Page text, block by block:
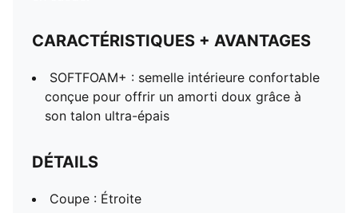
CARACTÉRISTIQUES + AVANTAGES
SOFTFOAM+ : semelle intérieure confortable
conçue pour offrir un amorti doux grâce à
son talon ultra-épais
DÉTAILS
Coupe : Étroite